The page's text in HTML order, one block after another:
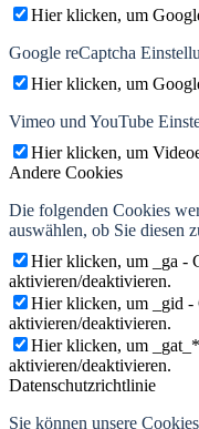
Hier klicken, um
Google reCaptcha
Hier klicken, um
Vimeo und YouTube
Hier klicken, um
Andere Cookies
Die folgenden Cookies
auswählen, ob Sie diesen
Hier klicken, um _ga -
aktivieren/deaktivieren.
Hier klicken, um _gid -
aktivieren/deaktivieren.
Hier klicken, um
aktivieren/deaktivieren.
Datenschutzrichtlinie
Sie können unsere